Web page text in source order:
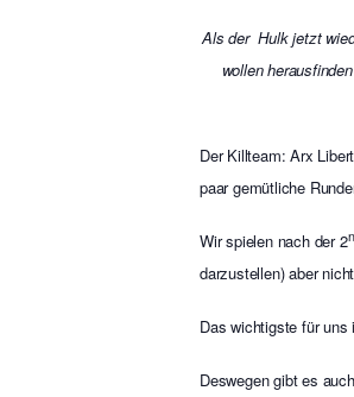
Als der Hulk jetzt
wollen
Der Killteam: Arx
paar gemütliche
Wir spielen nach der 2
darzustellen) aber
Das wichtigste für
Deswegen gibt es